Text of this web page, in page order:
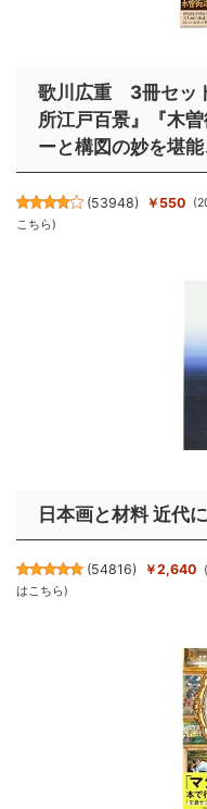
歌川広重 3冊セッ
所江戸百景』『木
ーと構図の妙を堪
(53948) ￥550
こちら)
日本画と材料 近代
(54816) ￥2,640
はこちら)